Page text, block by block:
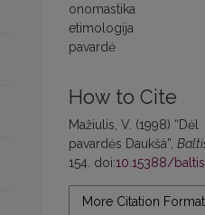
onomastika
etimologija
pavardė
How to Cite
Mažiulis, V. (1998) “Dėl
pavardės Daukšà”,
154. doi:10.15388/
More Citation